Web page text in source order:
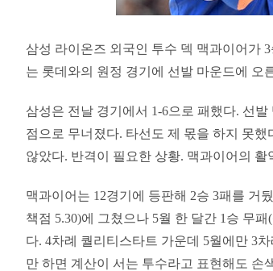
삼성 라이온즈 외국인 투수 덱 맥과이어가
는 롯데와의 원정 경기에 선발 마운드에 오
삼성은 전날 경기에서 1-6으로 패했다. 선
점으로 무너졌다. 타선도 제 몫을 하지 못
않았다. 반격이 필요한 상황. 맥과이어의 활
맥과이어는 12경기에 등판해 2승 3패를 거
책점 5.30)에 그쳤으나 5월 한 달간 1승 무
다. 4차례 퀄리티스타트 가운데 5월에만 3
만 하면 계산이 서는 투수라고 표현해도 손